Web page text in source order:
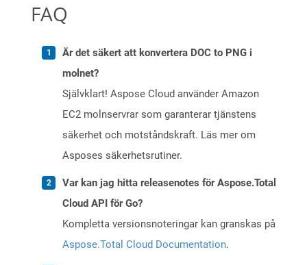
FAQ
Är det säkert att konvertera DOC to PNG i
molnet?
Självklart! Aspose Cloud använder Amazon
EC2 molnservrar som garanterar tjänstens
säkerhet och motståndskraft. Läs mer om
Asposes säkerhetsrutiner.
Var kan jag hitta releasenotes för Aspose.Total
Cloud API för Go?
Kompletta versionsnoteringar kan granskas på
Aspose.Total Cloud Documentation.